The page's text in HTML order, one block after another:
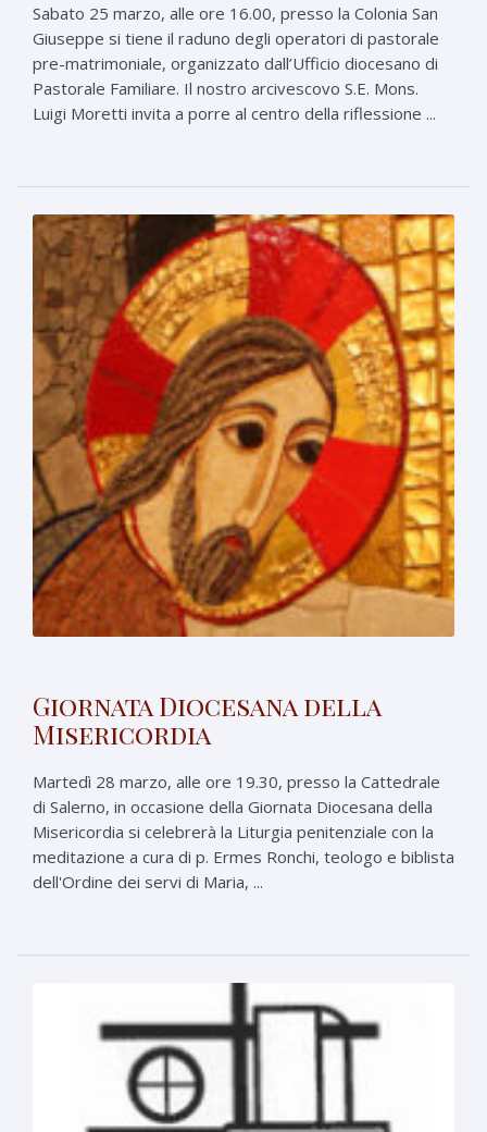
Sabato 25 marzo, alle ore 16.00, presso la Colonia San
Giuseppe si tiene il raduno degli operatori di pastorale
pre-matrimoniale, organizzato dall’Ufficio diocesano di
Pastorale Familiare. Il nostro arcivescovo S.E. Mons.
Luigi Moretti invita a porre al centro della riflessione ...
Giornata Diocesana della
Misericordia
Martedì 28 marzo, alle ore 19.30, presso la Cattedrale
di Salerno, in occasione della Giornata Diocesana della
Misericordia si celebrerà la Liturgia penitenziale con la
meditazione a cura di p. Ermes Ronchi, teologo e biblista
dell'Ordine dei servi di Maria, ...